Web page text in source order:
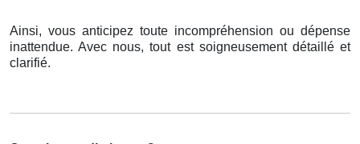
Ainsi, vous anticipez toute incompréhension ou dépense
inattendue. Avec nous, tout est soigneusement détaillé et
clarifié.